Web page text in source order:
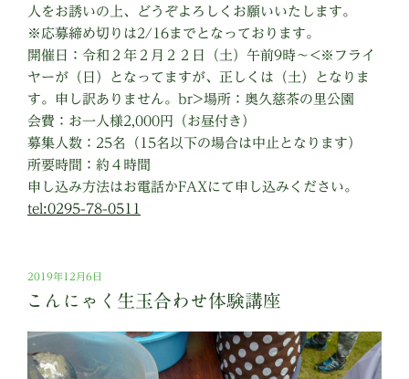
人をお誘いの上、どうぞよろしくお願いいたします。
※応募締め切りは2/16までとなっております。
開催日：令和２年２月２２日（土）午前9時〜<※フライ
ヤーが（日）となってますが、正しくは（土）となりま
す。申し訳ありません。br>場所：奥久慈茶の里公園
会費：お一人様2,000円（お昼付き）
募集人数：25名（15名以下の場合は中止となります）
所要時間：約４時間
申し込み方法はお電話かFAXにて申し込みください。
tel:0295-78-0511
投
日:
2019年12月6日
こんにゃく生玉合わせ体験講座